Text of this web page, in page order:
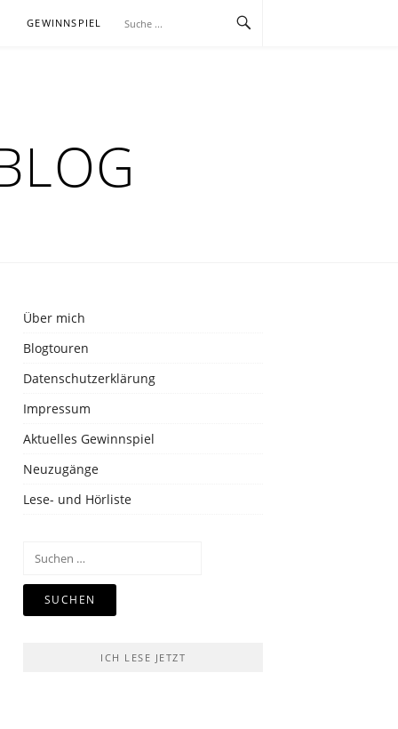
GEWINNSPIEL
Über mich
Blogtouren
Datenschutzerklärung
Impressum
Aktuelles Gewinnspiel
Neuzugänge
Lese- und Hörliste
Suchen
ICH LESE JETZT